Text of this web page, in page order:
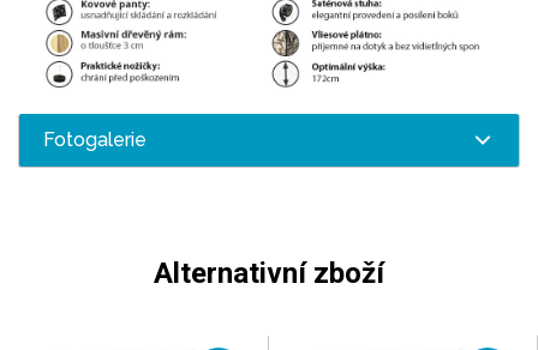
Fotogalerie
Alternativní zboží